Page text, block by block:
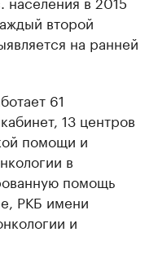
второй
на ранней
61
13 центров
помощи и
в
помощь
РКБ имени
и